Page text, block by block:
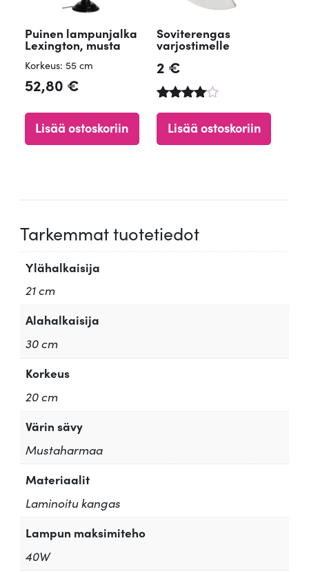
Puinen lampunjalka
Lexington, musta
Korkeus: 55 cm
52,80 €
Lisää ostoskoriin
Soviterengas
varjostimelle
2 €
tuotteesta
4.82
Lisää ostoskoriin
Tarkemmat tuotetiedot
Ylähalkaisija
21 cm
Alahalkaisija
30 cm
Korkeus
20 cm
Värin sävy
Mustaharmaa
Materiaalit
Laminoitu kangas
Lampun maksimiteho
40W